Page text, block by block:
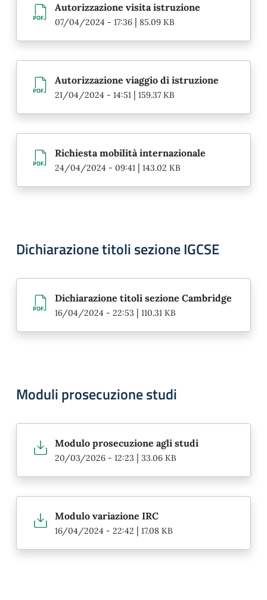
Autorizzazione visita istruzione
07/04/2024 - 17:36 | 85.09 KB
Autorizzazione viaggio di istruzione
21/04/2024 - 14:51 | 159.37 KB
Richiesta mobilità internazionale
24/04/2024 - 09:41 | 143.02 KB
Dichiarazione titoli sezione IGCSE
Dichiarazione titoli sezione Cambridge
16/04/2024 - 22:53 | 110.31 KB
Moduli prosecuzione studi
Modulo prosecuzione agli studi
20/03/2026 - 12:23 | 33.06 KB
Modulo variazione IRC
16/04/2024 - 22:42 | 17.08 KB